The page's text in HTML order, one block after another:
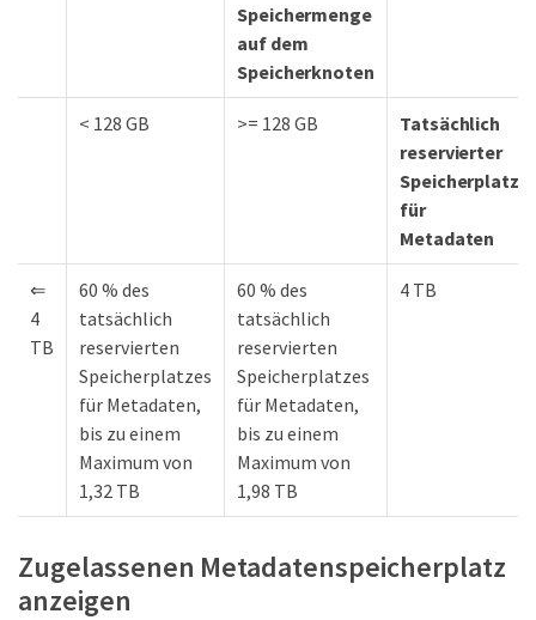
Speichermenge
auf dem
Speicherknoten
< 128 GB >= 128 GB
Tatsächlich
reservierter
Speicherplatz
für
Metadaten
⇐
4
TB
60 % des
tatsächlich
reservierten
Speicherplatzes
für Metadaten,
bis zu einem
Maximum von
1,32 TB
60 % des
tatsächlich
reservierten
Speicherplatzes
für Metadaten,
bis zu einem
Maximum von
1,98 TB
4 TB
Zugelassenen Metadatenspeicherplatz
anzeigen